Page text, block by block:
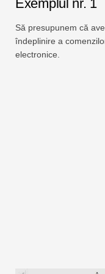
Exemplul nr. 1
Să presupunem că
îndeplinire a
electronice.